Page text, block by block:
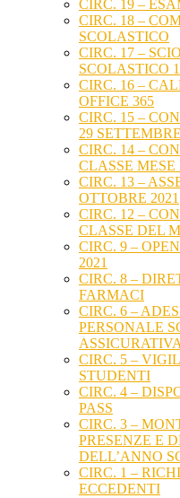
CIRC. 19 –
CIRC. 18 –
SCOLASTICO
CIRC. 17 –
SCOLASTICO
CIRC. 16 –
OFFICE 365
CIRC. 15 –
29
CIRC. 14 –
CLASSE
CIRC. 13 –
OTTOBRE 2021
CIRC. 12 –
CLASSE DEL
CIRC. 9 –
2021
CIRC. 8 –
FARMACI
CIRC. 6 –
PERSONALE
ASSICURATIVA
CIRC. 5 –
STUDENTI
CIRC. 4 –
PASS
CIRC. 3 –
PRESENZE E
DELL’ANNO
CIRC. 1 –
ECCEDENTI